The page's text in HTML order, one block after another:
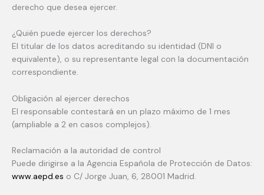
derecho que desea ejercer.
¿Quién puede ejercer los derechos?
El titular de los datos acreditando su identidad (DNI o
equivalente), o su representante legal con la documentación
correspondiente.
Obligación al ejercer derechos
El responsable contestará en un plazo máximo de 1 mes
(ampliable a 2 en casos complejos).
Reclamación a la autoridad de control
Puede dirigirse a la Agencia Española de Protección de Datos:
www.aepd.es o C/ Jorge Juan, 6, 28001 Madrid.